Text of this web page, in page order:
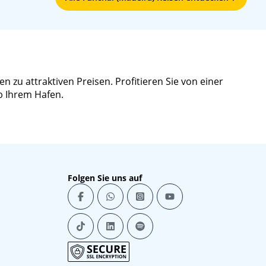
zu attraktiven Preisen. Profitieren Sie von einer
Ihrem Hafen.
Folgen Sie uns auf